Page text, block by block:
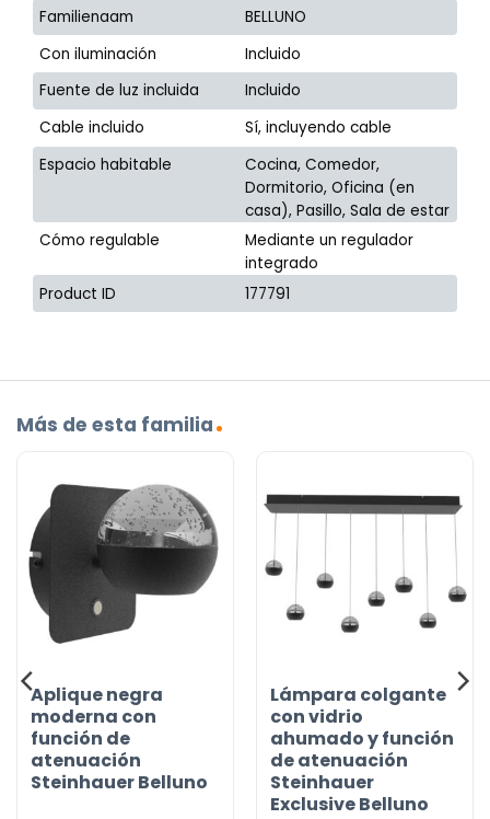
Familienaam
BELLUNO
Con iluminación
Incluido
Fuente de luz incluida
Incluido
Cable incluido
Sí, incluyendo cable
Espacio habitable
Cocina, Comedor,
Dormitorio, Oficina (en
casa), Pasillo, Sala de estar
Cómo regulable
Mediante un regulador
integrado
Product ID
177791
Más de esta familia
Aplique negra
moderna con
función de
atenuación
Steinhauer Belluno
Lámpara colgante
con vidrio
ahumado y función
de atenuación
Steinhauer
Exclusive Belluno